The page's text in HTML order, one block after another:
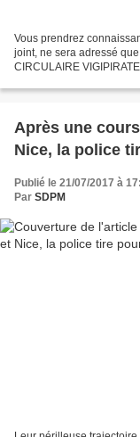
Vous prendrez
joint, ne sera adressé
CIRCULAIRE
Après une
Nice, la police
Publié le 21/07/2017 à
Par SDPM